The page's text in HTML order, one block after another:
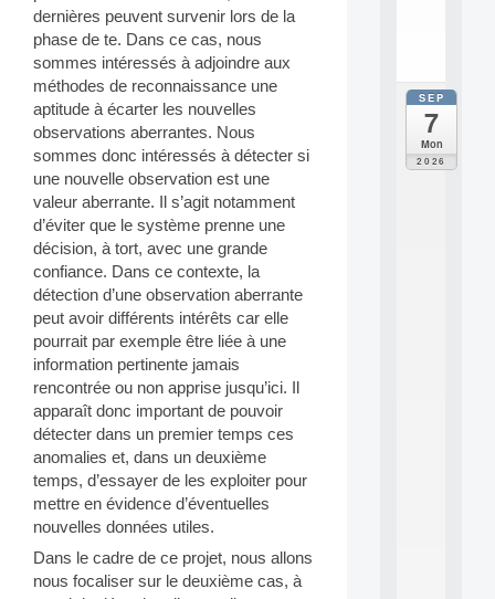
dernières peuvent survenir lors de la
phase de te. Dans ce cas, nous
sommes intéressés à adjoindre aux
méthodes de reconnaissance une
aptitude à écarter les nouvelles
observations aberrantes. Nous
sommes donc intéressés à détecter si
une nouvelle observation est une
valeur aberrante. Il s’agit notamment
d’éviter que le système prenne une
décision, à tort, avec une grande
confiance. Dans ce contexte, la
détection d’une observation aberrante
peut avoir différents intérêts car elle
pourrait par exemple être liée à une
information pertinente jamais
rencontrée ou non apprise jusqu’ici. Il
apparaît donc important de pouvoir
détecter dans un premier temps ces
anomalies et, dans un deuxième
temps, d’essayer de les exploiter pour
mettre en évidence d’éventuelles
nouvelles données utiles.
Dans le cadre de ce projet, nous allons
nous focaliser sur le deuxième cas, à
SEP
7
Mon
2026